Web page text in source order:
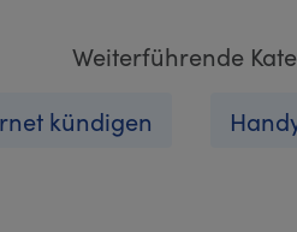
Weiterführende
kündigen